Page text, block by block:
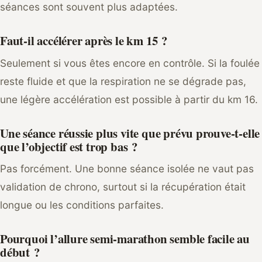
séances sont souvent plus adaptées.
Faut-il accélérer après le km 15 ?
Seulement si vous êtes encore en contrôle. Si la foulée
reste fluide et que la respiration ne se dégrade pas,
une légère accélération est possible à partir du km 16.
Une séance réussie plus vite que prévu prouve-t-elle
que l’objectif est trop bas ?
Pas forcément. Une bonne séance isolée ne vaut pas
validation de chrono, surtout si la récupération était
longue ou les conditions parfaites.
Pourquoi l’allure semi-marathon semble facile au
début ?